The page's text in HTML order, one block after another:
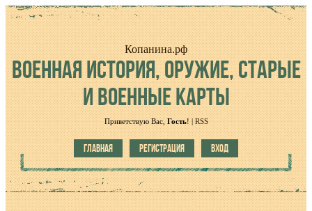
Копанина.рф
ВОЕННАЯИСТОРИЯ, ОРУЖИЕ, СТАРЫЕ
И ВОЕННЫЕ КАРТЫ
Приветствую Вас, Гость! | RSS
ГЛАВНАЯ РЕГИСТРАЦИЯ ВХОД